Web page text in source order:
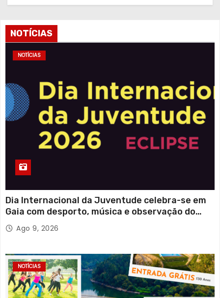
NOTÍCIAS
NOTÍCIAS
Dia Internacional da Juventude celebra-se em
Gaia com desporto, música e observação do
eclipse solar
Ago 9, 2026
NOTÍCIAS